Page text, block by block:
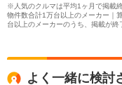
※人気のクルマは平均1ヶ月で掲載
物件数合計1万台以上のメーカー｜
台以上のメーカーのうち、掲載が
よく一緒に検討